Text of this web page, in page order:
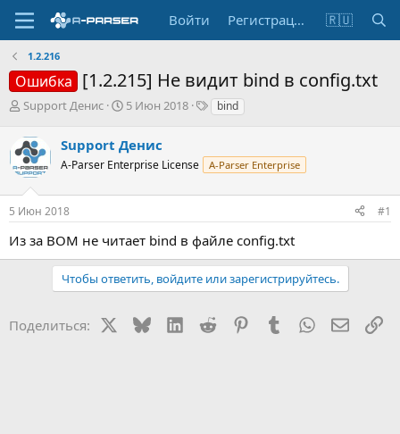
Войти Регистрация 🇷🇺
1.2.216
Ошибка [1.2.215] Не видит bind в config.txt
А
т
о
р
е
м
Support Денис
Д
а
н
ч
а
5 Июн 2018
Т
и
bind
Support Денис
A-Parser Enterprise License A-Parser Enterprise
5 Июн 2018 #1
Из за BOM не читает bind в файле config.txt
Чтобы ответить, войдите или зарегистрируйтесь.
Поделиться: BlueskyLinkedIn
Reddit PinterestTumblr WhatsApp